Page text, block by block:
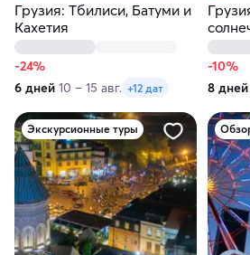
Грузия: Тбилиси, Батуми и
Кахетия
-24%
6 дней 10 – 15 авг. +12 дат
-10%
8 дней
Экскурсионные туры